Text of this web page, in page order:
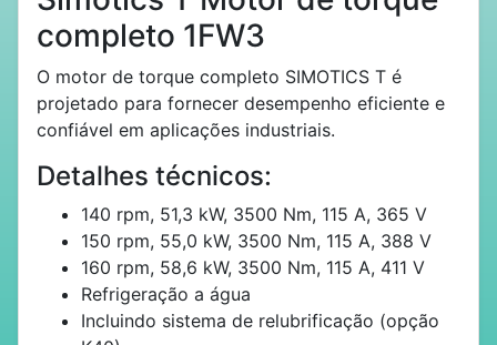
completo 1FW3
O motor de torque completo SIMOTICS T é
projetado para fornecer desempenho eficiente e
confiável em aplicações industriais.
Detalhes técnicos:
140 rpm, 51,3 kW, 3500 Nm, 115 A, 365 V
150 rpm, 55,0 kW, 3500 Nm, 115 A, 388 V
160 rpm, 58,6 kW, 3500 Nm, 115 A, 411 V
Refrigeração a água
Incluindo sistema de relubrificação (opção